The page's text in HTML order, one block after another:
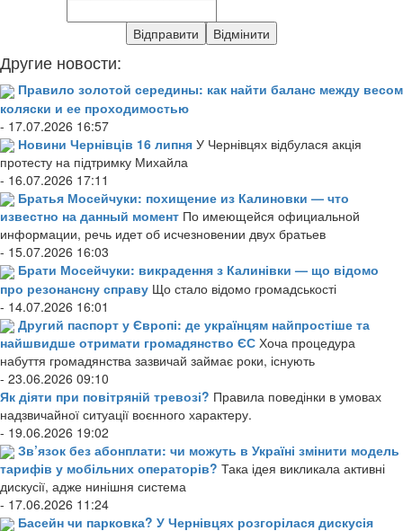
Другие новости:
Правило золотой середины: как найти баланс между весом
коляски и ее проходимостью
- 17.07.2026 16:57
Новини Чернівців 16 липня У Чернівцях відбулася акція
протесту на підтримку Михайла
- 16.07.2026 17:11
Братья Мосейчуки: похищение из Калиновки — что
известно на данный момент По имеющейся официальной
информации, речь идет об исчезновении двух братьев
- 15.07.2026 16:03
Брати Мосейчуки: викрадення з Калинівки — що відомо
про резонансну справу Що стало відомо громадськості
- 14.07.2026 16:01
Другий паспорт у Європі: де українцям найпростіше та
найшвидше отримати громадянство ЄС Хоча процедура
набуття громадянства зазвичай займає роки, існують
- 23.06.2026 09:10
Як діяти при повітряній тревозі? Правила поведінки в умовах
надзвичайної ситуації воєнного характеру.
- 19.06.2026 19:02
Зв’язок без абонплати: чи можуть в Україні змінити модель
тарифів у мобільних операторів? Така ідея викликала активні
дискусії, адже нинішня система
- 17.06.2026 11:24
Басейн чи парковка? У Чернівцях розгорілася дискусія